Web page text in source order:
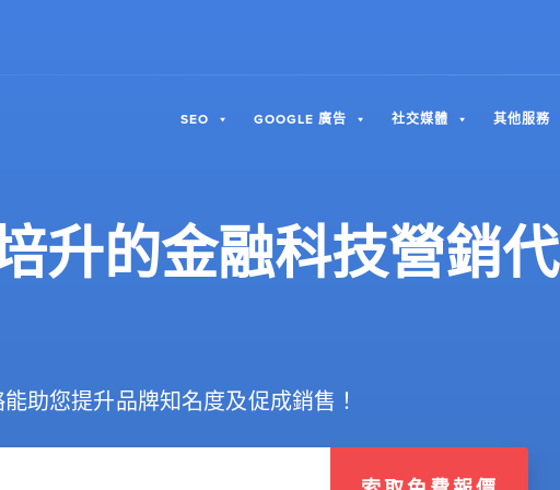
SEO GOOGLE 廣告 社交媒體 其他服務
升的金融科技營銷代
助您提升品牌知名度及促成銷售！